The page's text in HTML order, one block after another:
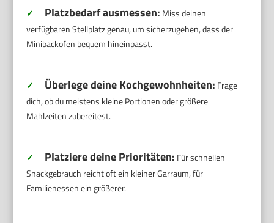
✓ Platzbedarf ausmessen: Miss deinen
verfügbaren Stellplatz genau, um sicherzugehen, dass der
Minibackofen bequem hineinpasst.
✓ Überlege deine Kochgewohnheiten: Frage
dich, ob du meistens kleine Portionen oder größere
Mahlzeiten zubereitest.
✓ Platziere deine Prioritäten: Für schnellen
Snackgebrauch reicht oft ein kleiner Garraum, für
Familienessen ein größerer.